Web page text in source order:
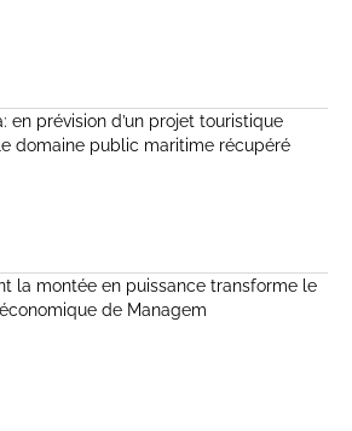
en prévision d’un projet touristique
domaine public maritime récupéré
la montée en puissance transforme le
de Managem